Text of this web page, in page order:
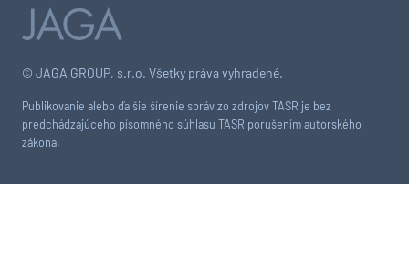
© JAGA GROUP, s.r.o. Všetky práva vyhradené.
Publikovanie alebo ďalšie šírenie správ zo zdrojov TASR je bez
predchádzajúceho písomného súhlasu TASR porušením autorského
zákona.